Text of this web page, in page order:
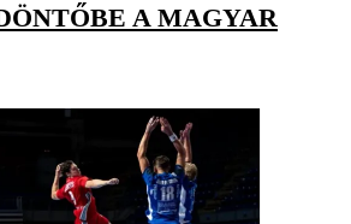
A MAGYAR